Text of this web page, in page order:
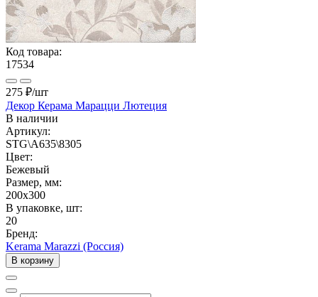
Код товара:
17534
275 ₽/шт
Декор Керама Марацци Лютеция
В наличии
Артикул:
STG\A635\8305
Цвет:
Бежевый
Размер, мм:
200x300
В упаковке, шт:
20
Бренд:
Kerama Marazzi (Россия)
В корзину